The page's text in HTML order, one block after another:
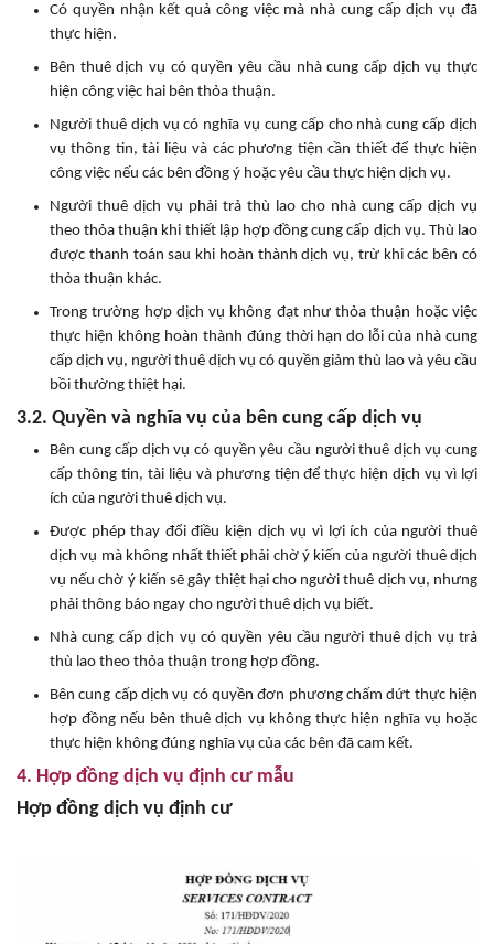
Có quyền nhận kết quả công việc mà nhà cung cấp dịch vụ đã
thực hiện.
Bên thuê dịch vụ có quyền yêu cầu nhà cung cấp dịch vụ thực
hiện công việc hai bên thỏa thuận.
Người thuê dịch vụ có nghĩa vụ cung cấp cho nhà cung cấp dịch
vụ thông tin, tài liệu và các phương tiện cần thiết để thực hiện
công việc nếu các bên đồng ý hoặc yêu cầu thực hiện dịch vụ.
Người thuê dịch vụ phải trả thù lao cho nhà cung cấp dịch vụ
theo thỏa thuận khi thiết lập hợp đồng cung cấp dịch vụ. Thù lao
được thanh toán sau khi hoàn thành dịch vụ, trừ khi các bên có
thỏa thuận khác.
Trong trường hợp dịch vụ không đạt như thỏa thuận hoặc việc
thực hiện không hoàn thành đúng thời hạn do lỗi của nhà cung
cấp dịch vụ, người thuê dịch vụ có quyền giảm thù lao và yêu cầu
bồi thường thiệt hại.
3.2. Quyền và nghĩa vụ của bên cung cấp dịch vụ
Bên cung cấp dịch vụ có quyền yêu cầu người thuê dịch vụ cung
cấp thông tin, tài liệu và phương tiện để thực hiện dịch vụ vì lợi
ích của người thuê dịch vụ.
Được phép thay đổi điều kiện dịch vụ vì lợi ích của người thuê
dịch vụ mà không nhất thiết phải chờ ý kiến của người thuê dịch
vụ nếu chờ ý kiến sẽ gây thiệt hại cho người thuê dịch vụ, nhưng
phải thông báo ngay cho người thuê dịch vụ biết.
Nhà cung cấp dịch vụ có quyền yêu cầu người thuê dịch vụ trả
thù lao theo thỏa thuận trong hợp đồng.
Bên cung cấp dịch vụ có quyền đơn phương chấm dứt thực hiện
hợp đồng nếu bên thuê dịch vụ không thực hiện nghĩa vụ hoặc
thực hiện không đúng nghĩa vụ của các bên đã cam kết.
4. Hợp đồng dịch vụ định cư mẫu
Hợp đồng dịch vụ định cư